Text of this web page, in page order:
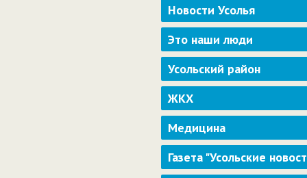
Новости Усолья
Это наши люди
Усольский район
ЖКХ
Медицина
Газета "Усольские